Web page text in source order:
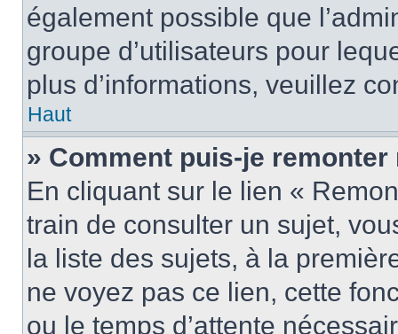
également possible que
groupe d’utilisateurs pour
plus d’informations, veuillez
Haut
» Comment puis-je
En cliquant sur le lien «
train de consulter un sujet,
la liste des sujets, à la
ne voyez pas ce lien, cette
ou le temps d’attente